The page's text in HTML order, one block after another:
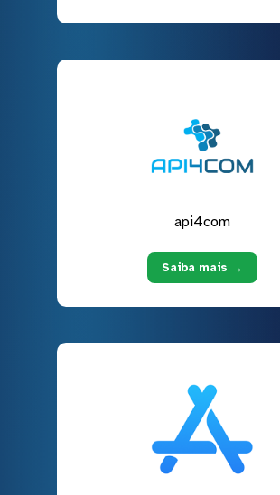
api4com
Saiba mais →